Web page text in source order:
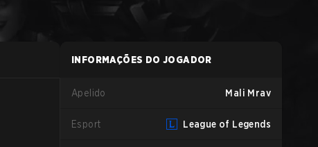
INFORMAÇÕES DO JOGADOR
Apelido Mali Mrav
Esport League of Legends